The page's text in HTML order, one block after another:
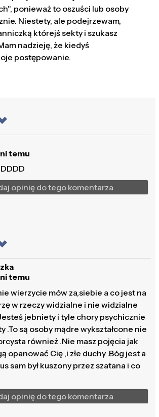
ponieważ to oszuści lub osoby
Niestety, ale podejrzewam,
którejś sekty i szukasz
nadzieję, że kiedyś
postępowanie.
temu
opinię do tego komentarza
temu
wierzycie mów za,siebie a co jest na
w rzeczy widzialne i nie widzialne
jebniety i tyle chory psychicznie
.To są osoby mądre wykształcone nie
również .Nie masz pojęcia jak
opanować Cię ,i złe duchy .Bóg jest a
sam był kuszony przez szatana i co
opinię do tego komentarza